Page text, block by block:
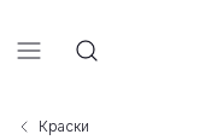
Краски